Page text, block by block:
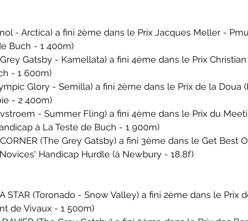
- Arctica) a fini 2ème dans le Prix Jacques Meller -
Buch - 1 400m)
Grey Gatsby - Kamellata) a fini 4ème dans le Prix
- 1 600m)
Glory - Semilla) a fini 2ème dans le Prix de la Doua
- 2 400m)
- Summer Fling) a fini 4ème dans le Prix du
à La Teste de Buch - 1 900m)
(The Grey Gatsby) a fini 3ème dans le Get Best
Handicap Hurdle (à Newbury - 18,8f)
STAR (Toronado - Snow Valley) a fini 2ème dans le Prix
de Vivaux - 1 500m)